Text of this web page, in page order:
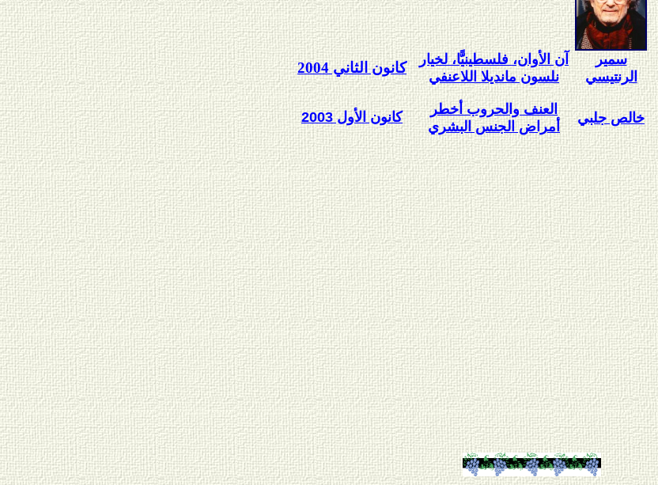
كانون الثاني 2004
آن الأوان، فلسطينيًّا، لخيار
نلسون مانديلا اللاعنفي
سمير
الرنتيسي
كانون الأول 2003
العنف والحروب أخطر
أمراض الجنس البشري
خالص جلبي